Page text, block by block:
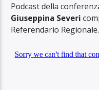
Podcast della
Giuseppina Severi
Referendario Regionale.